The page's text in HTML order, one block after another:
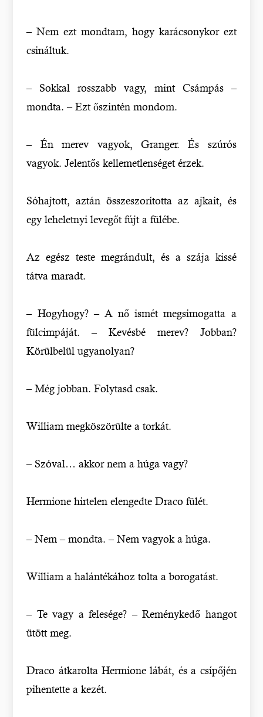
– Nem ezt mondtam, hogy karácsonykor ezt
csináltuk.
– Sokkal rosszabb vagy, mint Csámpás –
mondta. – Ezt őszintén mondom.
– Én merev vagyok, Granger. És szúrós
vagyok. Jelentős kellemetlenséget érzek.
Sóhajtott, aztán összeszorította az ajkait, és
egy leheletnyi levegőt fújt a fülébe.
Az egész teste megrándult, és a szája kissé
tátva maradt.
– Hogyhogy? – A nő ismét megsimogatta a
fülcimpáját. – Kevésbé merev? Jobban?
Körülbelül ugyanolyan?
– Még jobban. Folytasd csak.
William megköszörülte a torkát.
– Szóval… akkor nem a húga vagy?
Hermione hirtelen elengedte Draco fülét.
– Nem – mondta. – Nem vagyok a húga.
William a halántékához tolta a borogatást.
– Te vagy a felesége? – Reménykedő hangot
ütött meg.
Draco átkarolta Hermione lábát, és a csípőjén
pihentette a kezét.